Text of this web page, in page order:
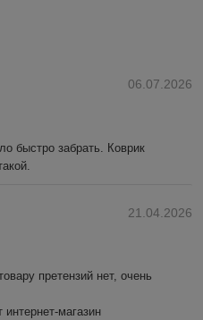
06.07.2026
быстро забрать. Коврик
21.04.2026
претензий нет, очень
магазин